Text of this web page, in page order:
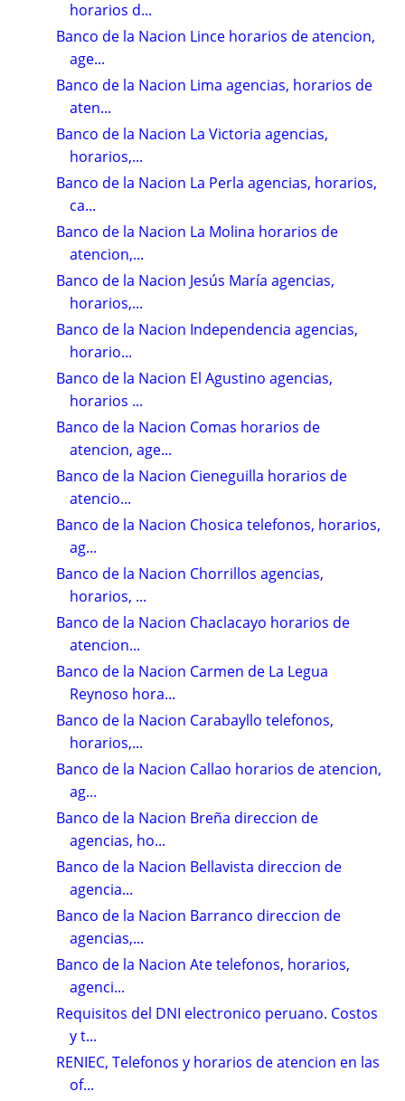
horarios d...
Banco de la Nacion Lince horarios de atencion,
age...
Banco de la Nacion Lima agencias, horarios de
aten...
Banco de la Nacion La Victoria agencias,
horarios,...
Banco de la Nacion La Perla agencias, horarios,
ca...
Banco de la Nacion La Molina horarios de
atencion,...
Banco de la Nacion Jesús María agencias,
horarios,...
Banco de la Nacion Independencia agencias,
horario...
Banco de la Nacion El Agustino agencias,
horarios ...
Banco de la Nacion Comas horarios de
atencion, age...
Banco de la Nacion Cieneguilla horarios de
atencio...
Banco de la Nacion Chosica telefonos, horarios,
ag...
Banco de la Nacion Chorrillos agencias,
horarios, ...
Banco de la Nacion Chaclacayo horarios de
atencion...
Banco de la Nacion Carmen de La Legua
Reynoso hora...
Banco de la Nacion Carabayllo telefonos,
horarios,...
Banco de la Nacion Callao horarios de atencion,
ag...
Banco de la Nacion Breña direccion de
agencias, ho...
Banco de la Nacion Bellavista direccion de
agencia...
Banco de la Nacion Barranco direccion de
agencias,...
Banco de la Nacion Ate telefonos, horarios,
agenci...
Requisitos del DNI electronico peruano. Costos
y t...
RENIEC, Telefonos y horarios de atencion en las
of...